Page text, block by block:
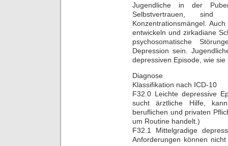
Jugendliche in der
Selbstvertrauen,
Konzentrationsmängel.
entwickeln und zirkadiane
psychosomatische
Depression sein.
depressiven Episode, wie
Diagnose
Klassifikation nach ICD-10
F32.0 Leichte depressive
sucht ärztliche Hilfe,
beruflichen und privaten
um Routine handelt.)
F32.1 Mittelgradige
Anforderungen können